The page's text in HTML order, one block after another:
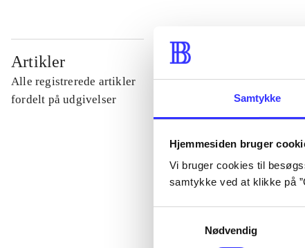
Samtykke
Hjemmesiden bruger
Vi bruger cookies til
samtykke ved at klikke på
Nødvendig
Artikler
Alle registrerede artikler
fordelt på udgivelser
...
...
...
...